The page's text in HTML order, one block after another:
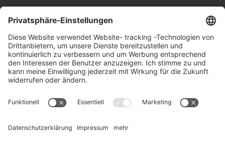
Impressum
Impressum
Cookie-Richtlinie (EU)